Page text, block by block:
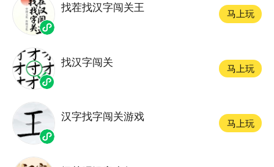
找茬找汉字闯关王
马上玩
找汉字闯关
马上玩
汉字找字闯关游戏
马上玩